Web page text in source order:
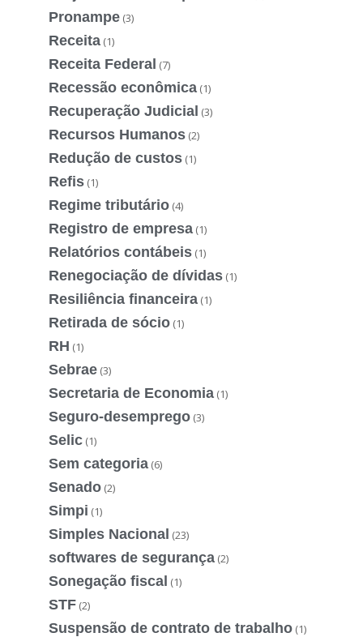
Pronampe (3)
Receita (1)
Receita Federal (7)
Recessão econômica (1)
Recuperação Judicial (3)
Recursos Humanos (2)
Redução de custos (1)
Refis (1)
Regime tributário (4)
Registro de empresa (1)
Relatórios contábeis (1)
Renegociação de dívidas (1)
Resiliência financeira (1)
Retirada de sócio (1)
RH (1)
Sebrae (3)
Secretaria de Economia (1)
Seguro-desemprego (3)
Selic (1)
Sem categoria (6)
Senado (2)
Simpi (1)
Simples Nacional (23)
softwares de segurança (2)
Sonegação fiscal (1)
STF (2)
Suspensão de contrato de trabalho (1)